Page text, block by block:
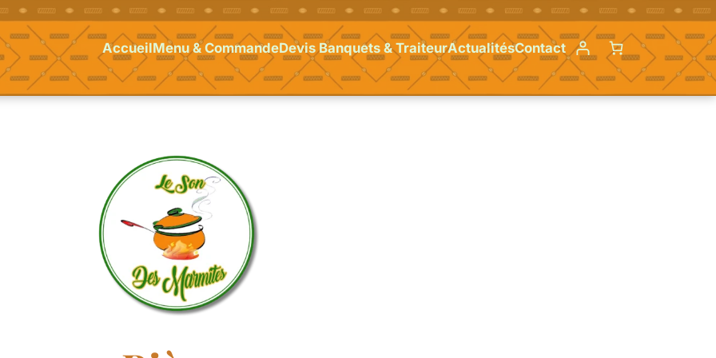
AccueilMenu & CommandeDevis Banquets & TraiteurActualitésContact